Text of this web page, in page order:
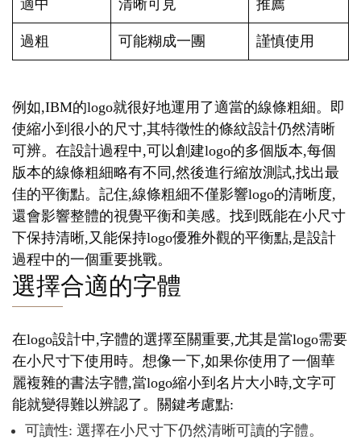
適中 清晰可見 推薦
過粗 可能糊成一團 謹慎使用
例如,IBM的logo就很好地運用了適當的線條粗細。即
使縮小到很小的尺寸,其特徵性的條紋設計仍然清晰
可辨。在設計過程中,可以創建logo的多個版本,每個
版本的線條粗細略有不同,然後進行縮放測試,找出最
佳的平衡點。記住,線條粗細不僅影響logo的清晰度,
還會影響整體的視覺平衡和美感。找到既能在小尺寸
下保持清晰,又能保持logo優雅外觀的平衡點,是設計
過程中的一個重要挑戰。
選擇合適的字體
在logo設計中,字體的選擇至關重要,尤其是當logo需要
在小尺寸下使用時。想像一下,如果你使用了一個華
麗複雜的書法字體,當logo縮小到名片大小時,文字可
能就變得難以辨認了。關鍵考慮點:
可讀性: 選擇在小尺寸下仍然清晰可讀的字體。